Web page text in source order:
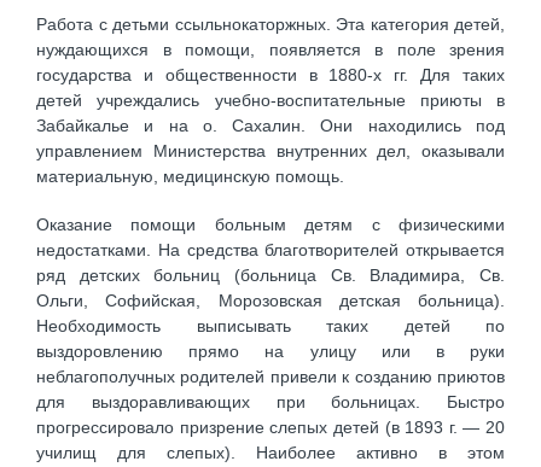
Работа с детьми ссыльнокаторжных. Эта категория детей,
нуждающихся в помощи, появляется в поле зрения
государства и общественности в 1880-х гг. Для таких
детей учреждались учебно-воспитательные приюты в
Забайкалье и на о. Сахалин. Они находились под
управлением Министерства внутренних дел, оказывали
материальную, медицинскую помощь.
Оказание помощи больным детям с физическими
недостатками. На средства благотворителей открывается
ряд детских больниц (больница Св. Владимира, Св.
Ольги, Софийская, Морозовская детская больница).
Необходимость выписывать таких детей по
выздоровлению прямо на улицу или в руки
неблагополучных родителей привели к созданию приютов
для выздоравливающих при больницах. Быстро
прогрессировало призрение слепых детей (в 1893 г. — 20
училищ для слепых). Наиболее активно в этом